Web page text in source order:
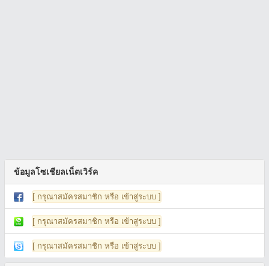
ข้อมูลโซเชียลเน็ตเวิร์ค
[ กรุณาสมัครสมาชิก หรือ เข้าสู่ระบบ ]
[ กรุณาสมัครสมาชิก หรือ เข้าสู่ระบบ ]
[ กรุณาสมัครสมาชิก หรือ เข้าสู่ระบบ ]